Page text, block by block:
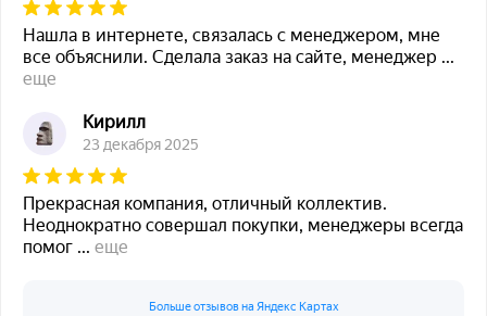
Нашла в интернете, связалась с менеджером, мне
все объяснили. Сделала заказ на сайте, менеджер ...
еще
Кирилл
23 декабря 2025
Прекрасная компания, отличный коллектив.
Неоднократно совершал покупки, менеджеры всегда
помог ... еще
Больше отзывов на Яндекс Картах